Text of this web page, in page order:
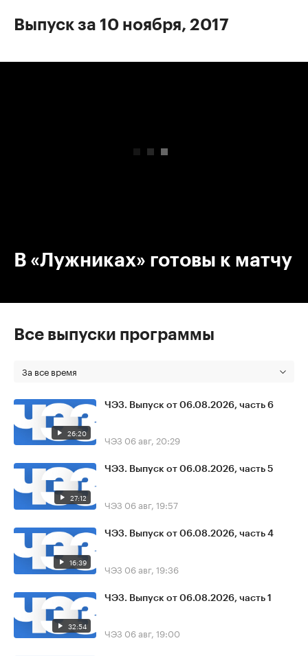
Выпуск за 10 ноября, 2017
В «Лужниках» готовы к матчу
Все выпуски программы
За все время
26:20
ЧЭЗ. Выпуск от 06.08.2026, часть 6
ЧЭЗ 06 авг, 20:29
27:12
ЧЭЗ. Выпуск от 06.08.2026, часть 5
ЧЭЗ 06 авг, 19:57
16:39
ЧЭЗ. Выпуск от 06.08.2026, часть 4
ЧЭЗ 06 авг, 19:36
32:54
ЧЭЗ. Выпуск от 06.08.2026, часть 1
ЧЭЗ 06 авг, 19:00